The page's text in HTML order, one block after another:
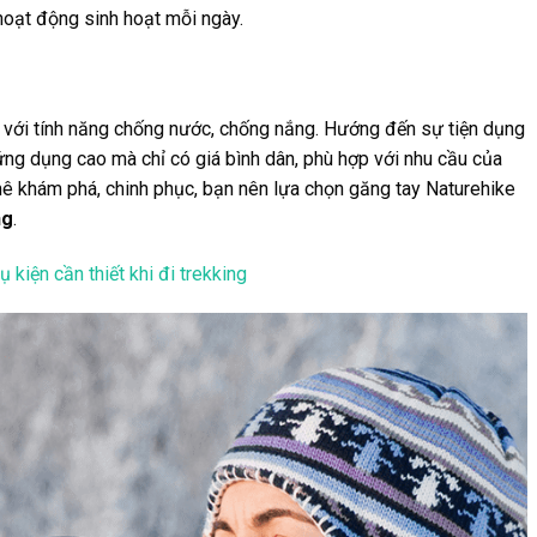
động sinh hoạt mỗi ngày.
tính năng chống nước, chống nắng. Hướng đến sự tiện dụng
dụng cao mà chỉ có giá bình dân, phù hợp với nhu cầu của
khám phá, chinh phục, bạn nên lựa chọn găng tay Naturehike
.
kiện cần thiết khi đi trekking